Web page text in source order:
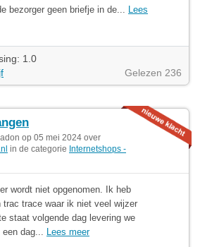
bezorger geen briefje in de... Lees
1.0
Gelezen 236
op 05 mei 2024 over
in de categorie Internetshops -
wordt niet opgenomen. Ik heb
trac trace waar ik niet veel wijzer
staat volgende dag levering we
dag... Lees meer